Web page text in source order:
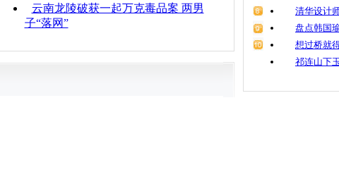
云南龙陵破获一起万克毒品案 两男
子“落网”
清华设计
盘点韩国
想过桥就
祁连山下